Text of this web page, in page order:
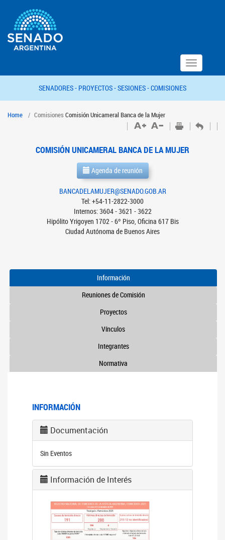
Toggle
navigation
SENADORES - PROYECTOS -SESIONES -COMISIONES
Home Comisiones Comisión Unicameral Banca de la Mujer
COMISIÓN UNICAMERAL BANCA DE LA MUJER
Agenda de reunión
BANCADELAMUJER@SENADO.GOB.AR
Tel: +54-11-2822-3000
Internos: 3604 - 3621 - 3622
Hipólito Yrigoyen 1702 - 6º Piso, Oficina 617 Bis
Ciudad Autónoma de Buenos Aires
Información
Reuniones de Comisión
Proyectos
Vínculos
Integrantes
Normativa
INFORMACIÓN
Documentación
Sin Eventos
Información de Interés